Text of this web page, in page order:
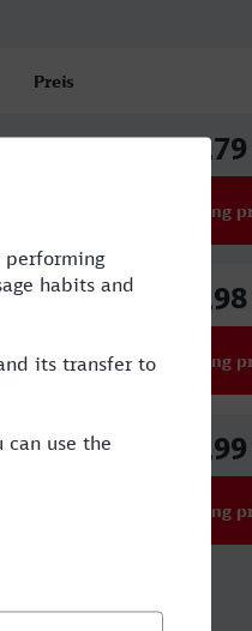
Preis
Verbindung
Verbindung
Verbindung